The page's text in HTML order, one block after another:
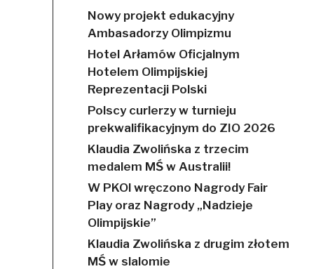
Nowy projekt edukacyjny
Ambasadorzy Olimpizmu
Hotel Arłamów Oficjalnym
Hotelem Olimpijskiej
Reprezentacji Polski
Polscy curlerzy w turnieju
prekwalifikacyjnym do ZIO 2026
Klaudia Zwolińska z trzecim
medalem MŚ w Australii!
W PKOl wręczono Nagrody Fair
Play oraz Nagrody „Nadzieje
Olimpijskie”
Klaudia Zwolińska z drugim złotem
MŚ w slalomie